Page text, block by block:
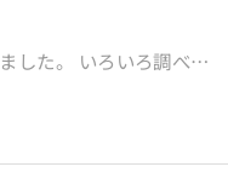
ればいいのですが、で
ています。 よろしくお
した。 いろいろ調べて
ータのみ）を利用し
て欲しい事がありま
思うのですが、非常